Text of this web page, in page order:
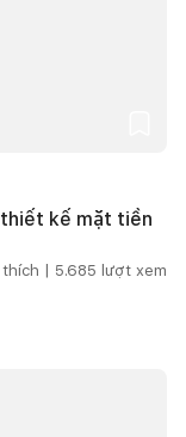
kế mặt tiền
| 5.685 lượt xem